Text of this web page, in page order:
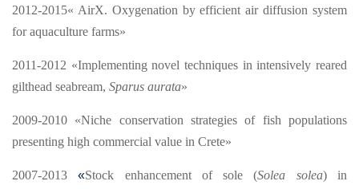
2012-2015« AirX. Oxygenation by efficient air diffusion system
for aquaculture farms»
2011-2012 «Implementing novel techniques in intensively reared
gilthead seabream, Sparus aurata»
2009-2010 «Niche conservation strategies of fish populations
presenting high commercial value in Crete»
2007-2013 «Stock enhancement of sole (Solea solea) in